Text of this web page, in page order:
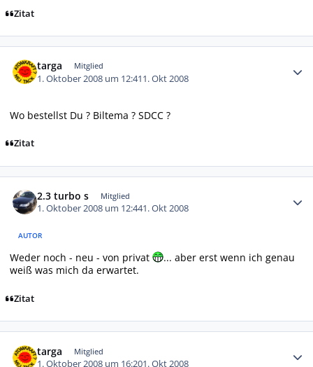
Zitat
targa Mitglied
1. Oktober 2008 um 12:411. Okt 2008
Wo bestellst Du ? Biltema ? SDCC ?
Zitat
2.3 turbo s Mitglied
1. Oktober 2008 um 12:441. Okt 2008
AUTOR
Weder noch - neu - von privat
... aber erst wenn ich genau
weiß was mich da erwartet.
Zitat
targa Mitglied
1. Oktober 2008 um 16:201. Okt 2008